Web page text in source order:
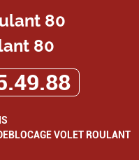
80
VOLET ROULANT